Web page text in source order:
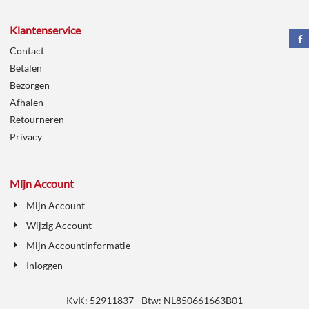
Klantenservice
Contact
Betalen
Bezorgen
Afhalen
Retourneren
Privacy
Mijn Account
Mijn Account
Wijzig Account
Mijn Accountinformatie
Inloggen
KvK: 52911837 - Btw: NL850661663B01